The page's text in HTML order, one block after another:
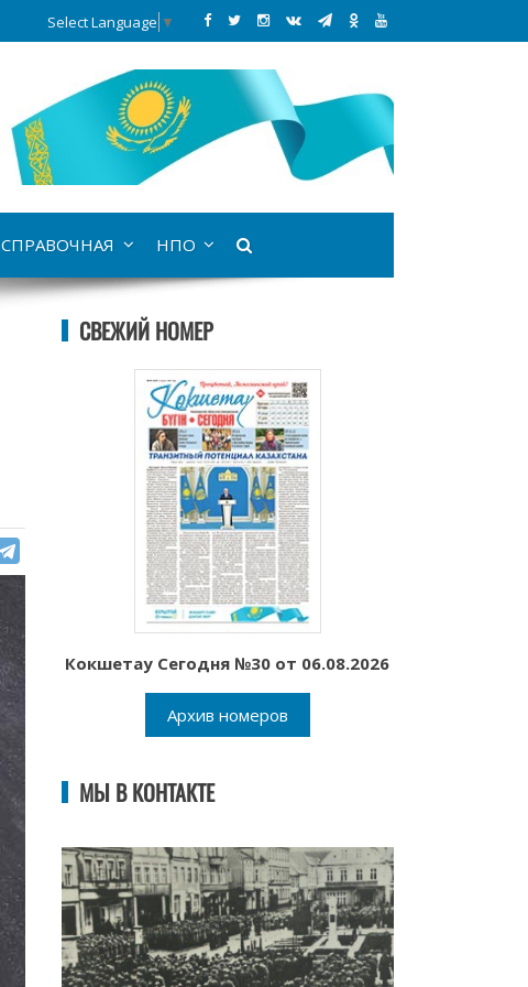
Select Language ▼
СПРАВОЧНАЯ НПО
СВЕЖИЙ НОМЕР
Кокшетау Сегодня №30 от 06.08.2026
Архив номеров
МЫ В КОНТАКТЕ